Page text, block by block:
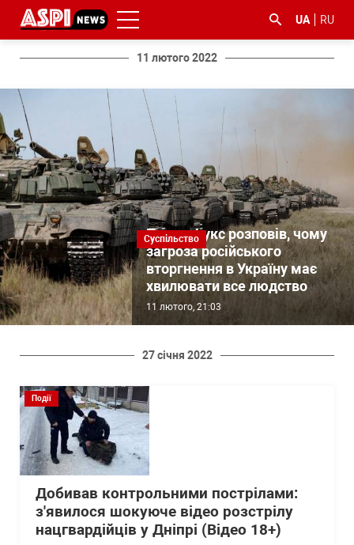
UA RU
11 лютого 2022
Суспільство
Павло Фукс розповів, чому
загроза російського
вторгнення в Україну має
хвилювати все людство
11 лютого, 21:03
27 січня 2022
Події
Добивав контрольними пострілами:
з'явилося шокуюче відео розстрілу
нацгвардійців у Дніпрі (Відео 18+)
#ООС
#боротьба
з
корупцією
#ДФС #Київ #коронавірус